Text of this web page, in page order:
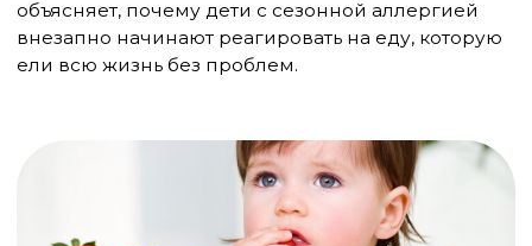
предупредить родителей заранее: через какое-то
время могут начаться реакции на определённые
продукты. Это не новая аллергия. Это
продолжение той же.
Главные перекрёстные пары: что
Перекрёстные реакции между пыльцой и едой —
самый распространённый вариант. Но есть и
другие комбинации.